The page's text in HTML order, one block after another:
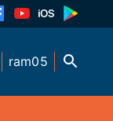
ram05